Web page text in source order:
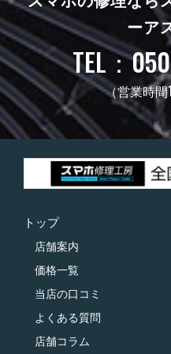
ーア
TEL：
（営業時間
トップ
店舗案内
価格一覧
当店の口コミ
よくある質問
店舗コラム